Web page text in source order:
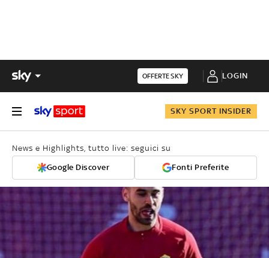
OFFERTE SKY LOGIN
SKY SPORT INSIDER
News e Highlights, tutto live: seguici su
Google Discover Fonti Preferite